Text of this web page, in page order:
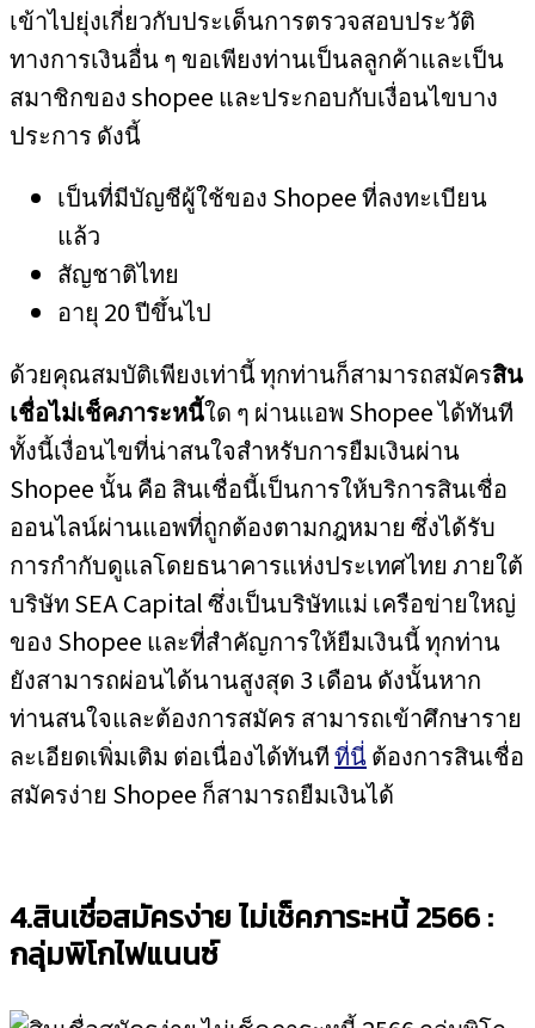
เข้าไปยุ่งเกี่ยวกับประเด็นการตรวจสอบประวัติ
ทางการเงินอื่น ๆ ขอเพียงท่านเป็นลลูกค้าและเป็น
สมาชิกของ shopee และประกอบกับเงื่อนไขบาง
ประการ ดังนี้
เป็นที่มีบัญชีผู้ใช้ของ Shopee ที่ลงทะเบียน
แล้ว
สัญชาติไทย
อายุ 20 ปีขึ้นไป
ด้วยคุณสมบัติเพียงเท่านี้ ทุกท่านก็สามารถสมัครสิน
เชื่อไม่เช็คภาระหนี้ใด ๆ ผ่านแอพ Shopee ได้ทันที
ทั้งนี้เงื่อนไขที่น่าสนใจสำหรับการยืมเงินผ่าน
Shopee นั้น คือ สินเชื่อนี้เป็นการให้บริการสินเชื่อ
ออนไลน์ผ่านแอพที่ถูกต้องตามกฎหมาย ซึ่งได้รับ
การกำกับดูแลโดยธนาคารแห่งประเทศไทย ภายใต้
บริษัท SEA Capital ซึ่งเป็นบริษัทแม่ เครือข่ายใหญ่
ของ Shopee และที่สำคัญการให้ยืมเงินนี้ ทุกท่าน
ยังสามารถผ่อนได้นานสูงสุด 3 เดือน ดังนั้นหาก
ท่านสนใจและต้องการสมัคร สามารถเข้าศึกษาราย
ละเอียดเพิ่มเติม ต่อเนื่องได้ทันทีที่นี่ต้องการสินเชื่อ
สมัครง่าย Shopee ก็สามารถยืมเงินได้
4.สินเชื่อสมัครง่าย ไม่เช็คภาระหนี้ 2566 :
กลุ่มพิโกไฟแนนซ์